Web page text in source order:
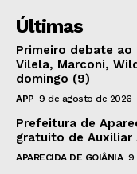
Últimas
Primeiro debate ao
Vilela, Marconi,
domingo (9)
APP 9 de agosto de 2026
Prefeitura de
gratuito de Auxiliar
APARECIDA DE GOIÂNIA 9